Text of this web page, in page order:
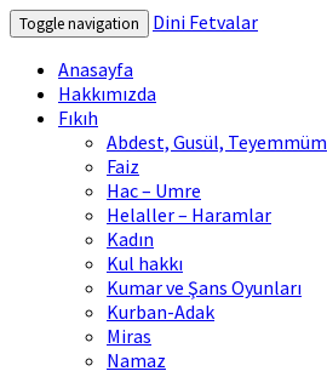
Toggle navigation
Dini Fetvalar
Anasayfa
Hakkımızda
Fıkıh
Abdest, Gusül, Teyemmüm
Faiz
Hac – Umre
Helaller – Haramlar
Kadın
Kul hakkı
Kumar ve Şans Oyunları
Kurban-Adak
Miras
Namaz